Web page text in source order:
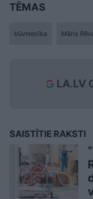
TĒMAS
būvniecība Māris
LA.LV
SAISTĪTIE RAKSTI